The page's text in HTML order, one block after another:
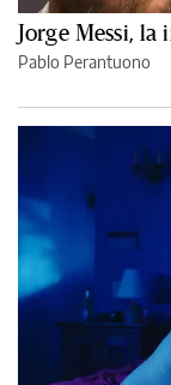
Jorge Messi,
Pablo Perantuono